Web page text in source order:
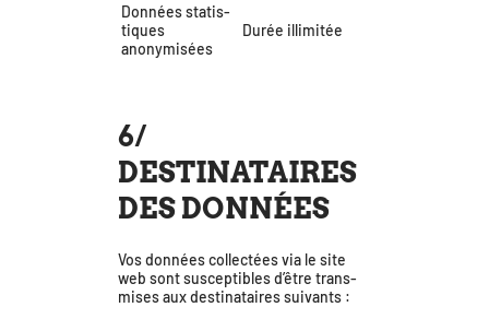
Données sta­tis­
tiques
anonymisées
Durée illi­mi­tée
6/
DESTINATAIRES
DES DONNÉES
Vos don­nées col­lec­tées via le site
web sont sus­cep­tibles d’être trans­
mises aux des­ti­na­taires suivants :